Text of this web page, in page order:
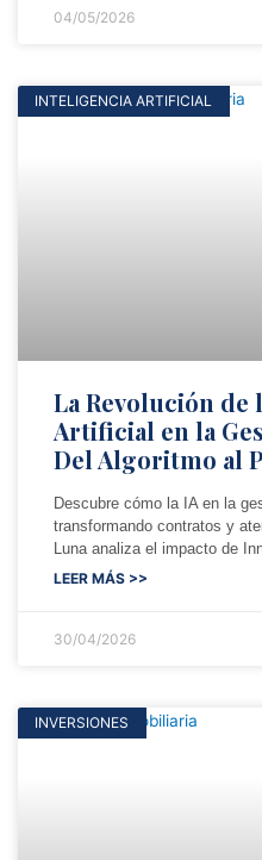
04/05/2026
INTELIGENCIA ARTIFICIAL
La Revolución
Artificial en la
Del Algoritmo al
Descubre cómo la IA en la
transformando contratos y
Luna analiza el impacto de
LEER MÁS >>
30/04/2026
INVERSIONES